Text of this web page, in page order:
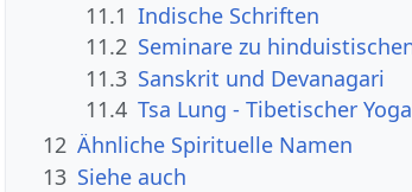
11.1 Indische Schriften
11.2 Seminare zu
11.3 Sanskrit und Devanagari
11.4 Tsa Lung - Tibetischer Yoga
12 Ähnliche Spirituelle Namen
13 Siehe auch